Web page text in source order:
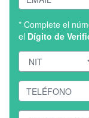
* Complete el
el Dígito de